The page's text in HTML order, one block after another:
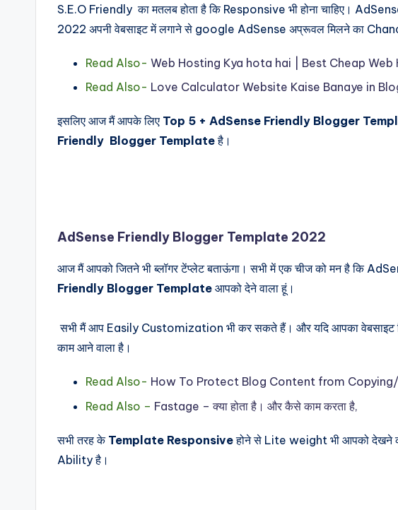
S.E.O Friendly का मतलब होता है कि Responsive भी होना चाहिए।
2022 अपनी वेबसाइट में लगाने से google AdSense अप्रूवल मिलने का Chance
Read Also- Web Hosting Kya hota hai | Best Cheap Web
Read Also- Love Calculator Website Kaise Banaye in
इसलिए आज मैं आपके लिए Top 5 + AdSense Friendly Blogger
Friendly Blogger Templateहै।
AdSense Friendly Blogger Template 2022
आज मैं आपको जितने भी ब्लॉगर टेंप्लेट बताऊंगा। सभी में एक चीज को मन है कि
Friendly Blogger Template आपको देने वाला हूं।
सभी मैं आप Easily Customization भी कर सकते हैं। और यदि आपका वेबसाइट
काम आने वाला है।
Read Also- How To Protect Blog Content from
Read Also – Fastage – क्या होता है। और कैसे काम करता है,
सभी तरह के Template Responsiveहोने से Lite weight भी आपको देखने
Ability है।